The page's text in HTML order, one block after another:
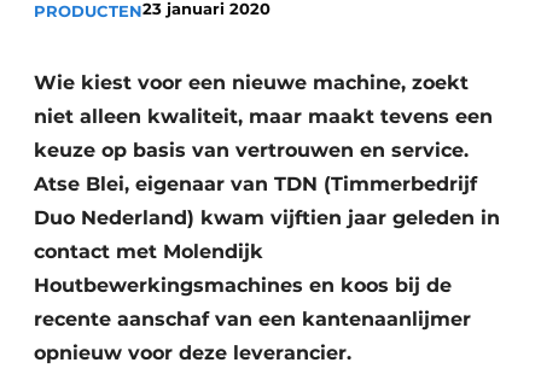
Vacature aanmelden
Video’s
PRODUCTEN23 januari 2020
Wie kiest voor een nieuwe machine, zoekt
niet alleen kwaliteit, maar maakt tevens een
keuze op basis van vertrouwen en service.
Atse Blei, eigenaar van TDN (Timmerbedrijf
Duo Nederland) kwam vijftien jaar geleden in
contact met Molendijk
Houtbewerkingsmachines en koos bij de
recente aanschaf van een kantenaanlijmer
opnieuw voor deze leverancier.